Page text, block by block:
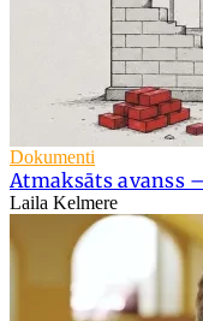
Dokumenti
Atmaksāts avanss
Laila Kelmere